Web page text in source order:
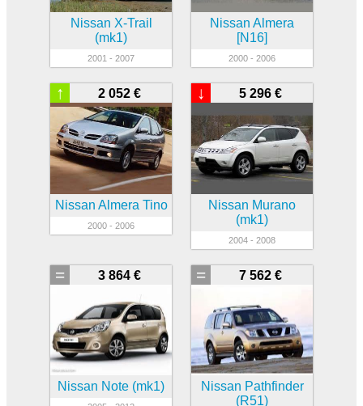
Nissan X-Trail
(mk1)
2001 - 2007
Nissan Almera
[N16]
2000 - 2006
2 052 €
↑
Nissan Almera Tino
2000 - 2006
5 296 €
↓
Nissan Murano
(mk1)
2004 - 2008
3 864 €
=
Nissan Note (mk1)
7 562 €
=
Nissan Pathfinder
(R51)